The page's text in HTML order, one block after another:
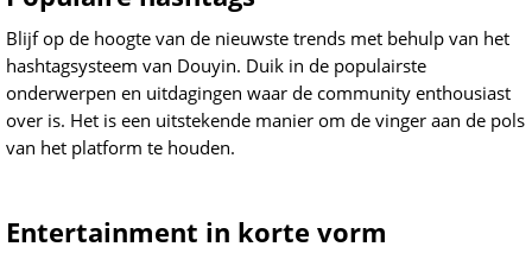
Blijf op de hoogte van de nieuwste trends met behulp van het
hashtagsysteem van Douyin. Duik in de populairste
onderwerpen en uitdagingen waar de community enthousiast
over is. Het is een uitstekende manier om de vinger aan de pols
van het platform te houden.
Entertainment in korte vorm